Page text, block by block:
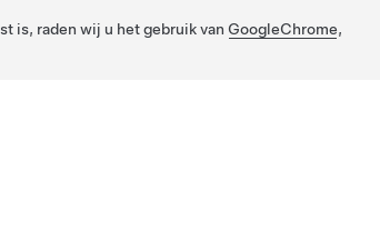
is, raden wij u het gebruik van GoogleChrome,